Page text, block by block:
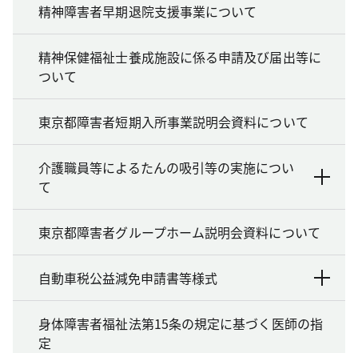
精神障害者早期退院支援事業について
精神保健福祉士養成施設に係る申請及び届出等に
ついて
東京都障害者短期入所事業説明会資料について
介護職員等によるたんの吸引等の実施につい
て
東京都障害者グループホーム説明会資料について
自動車税公益減免申請書等様式
身体障害者福祉法第15条の規定に基づく医師の指
定